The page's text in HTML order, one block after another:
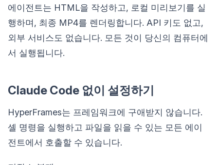
에이전트는 HTML을 작성하고, 로컬 미리보기를 실
행하며, 최종 MP4를 렌더링합니다. API 키도 없고,
외부 서비스도 없습니다. 모든 것이 당신의 컴퓨터에
서 실행됩니다.
Claude Code 없이 설정하기
HyperFrames는 프레임워크에 구애받지 않습니다.
셸 명령을 실행하고 파일을 읽을 수 있는 모든 에이
전트에서 호출할 수 있습니다.